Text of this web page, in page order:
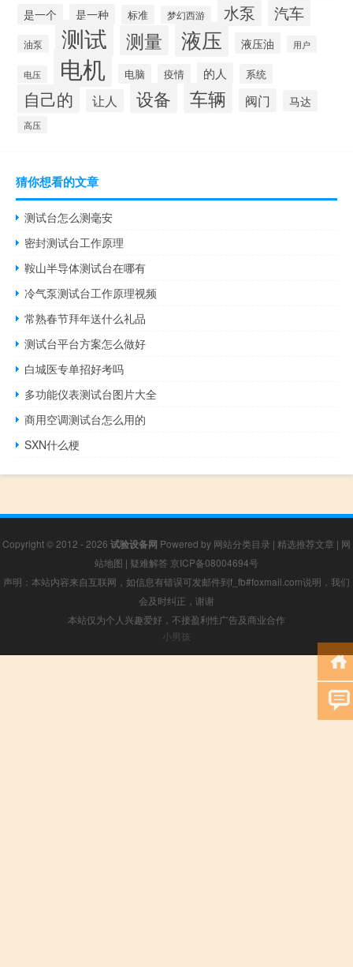
是一个 是一种 标准 梦幻西游 水泵 汽车
油泵 测试 测量 液压 液压油 用户
电压 电机 电脑 疫情 的人 系统
自己的 让人 设备 车辆 阀门 马达
高压
猜你想看的文章
测试台怎么测毫安
密封测试台工作原理
鞍山半导体测试台在哪有
冷气泵测试台工作原理视频
常熟春节拜年送什么礼品
测试台平台方案怎么做好
白城医专单招好考吗
多功能仪表测试台图片大全
商用空调测试台怎么用的
SXN什么梗
Copyright © 2012 - 2026 试验设备网 Powered by 网站分类目录 | 精选推荐文章 | 网
站地图 | 疑难解答 京ICP备08004694号
声明：本站内容来自互联网，如信息有错误可发邮件到f_fb#foxmail.com说明，我们
会及时纠正，谢谢
本站仅为个人兴趣爱好，不接盈利性广告及商业合作
小男孩